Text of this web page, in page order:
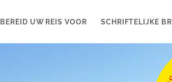
BEREID UW REIS VOOR SCHRIFTELIJKE